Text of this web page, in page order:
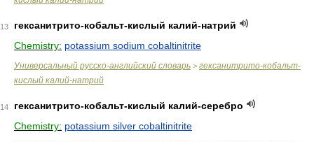
13
гексанитрито-кобальт-кислый калий-натрий
Chemistry: potassium sodium cobaltinitrite
Универсальный русско-английский словарь > гексанитрито-кобальт-
кислый калий-натрий
14
гексанитрито-кобальт-кислый калий-серебро
Chemistry: potassium silver cobaltinitrite